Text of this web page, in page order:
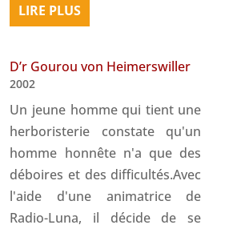
LIRE PLUS
D’r Gourou von Heimerswiller
2002
Un jeune homme qui tient une
herboristerie constate qu'un
homme honnête n'a que des
déboires et des difficultés.Avec
l'aide d'une animatrice de
Radio-Luna, il décide de se